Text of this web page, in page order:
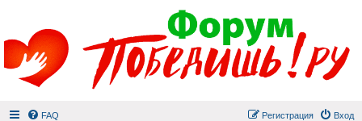
FAQ Вход
Регистрация